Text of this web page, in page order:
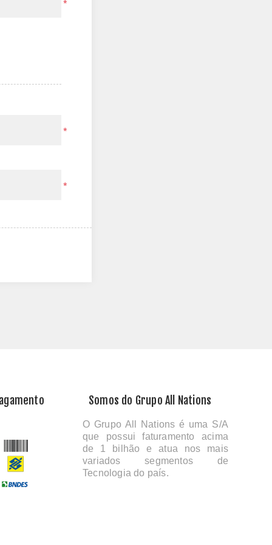
*
*
*
Somos do Grupo All Nations
O Grupo All Nations é uma S/A
que possui faturamento acima
de 1 bilhão e atua nos mais
variados segmentos de
Tecnologia do país.